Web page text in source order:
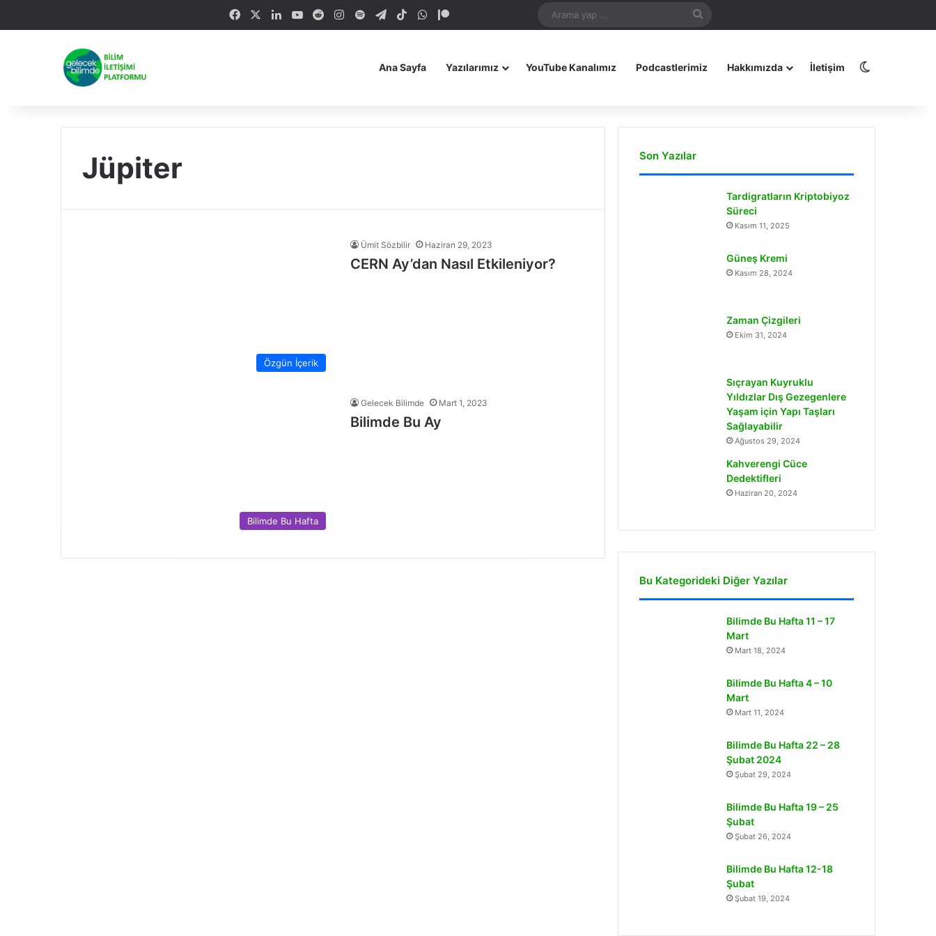
FacebookLinkedInYouTubeRedditInstagram
SpotifyTelegramTikTokWhatsApp
MastodoniOS Uygulamamız
Android Uygulamamız
...
Ana Sayfa Yazılarımız YouTube Kanalımız Podcastlerimiz Hakkımızda İletişim
Jüpiter
Özgün İçerik
Ümit Sözbilir Haziran 29, 2023
CERN Ay’dan Nasıl Etkileniyor?
Bilimde Bu Hafta
Gelecek Bilimde Mart 1, 2023
Bilimde Bu Ay
Son Yazılar
Tardigratların Kriptobiyoz
Süreci
Kasım 11, 2025
Güneş Kremi
Kasım 28, 2024
Zaman Çizgileri
Ekim 31, 2024
Sıçrayan Kuyruklu
Yıldızlar Dış Gezegenlere
Yaşam için Yapı Taşları
Sağlayabilir
Ağustos 29, 2024
Kahverengi Cüce
Dedektifleri
Haziran 20, 2024
Bu Kategorideki Diğer Yazılar
Bilimde Bu Hafta 11 – 17
Mart
Mart 18, 2024
Bilimde Bu Hafta 4 – 10
Mart
Mart 11, 2024
Bilimde Bu Hafta 22 – 28
Şubat 2024
Şubat 29, 2024
Bilimde Bu Hafta 19 – 25
Şubat
Şubat 26, 2024
Bilimde Bu Hafta 12-18
Şubat
Şubat 19, 2024